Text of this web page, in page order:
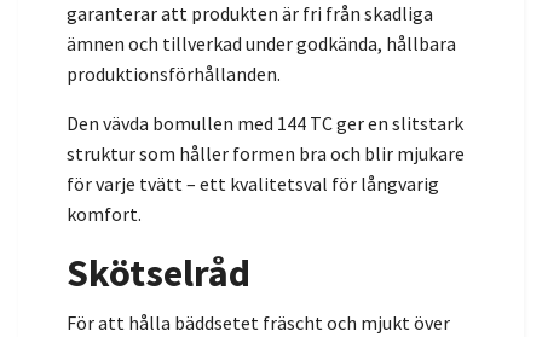
garanterar att produkten är fri från skadliga
ämnen och tillverkad under godkända, hållbara
produktionsförhållanden.
Den vävda bomullen med 144 TC ger en slitstark
struktur som håller formen bra och blir mjukare
för varje tvätt – ett kvalitetsval för långvarig
komfort.
Skötselråd
För att hålla bäddsetet fräscht och mjukt över